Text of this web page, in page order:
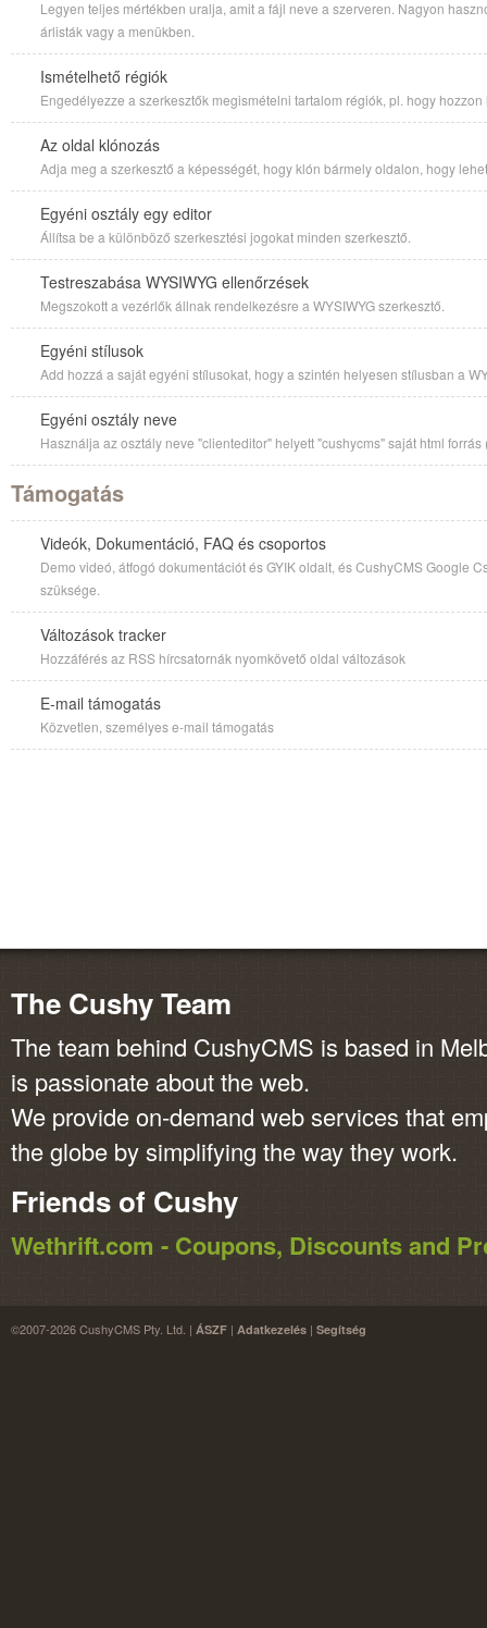
Legyen teljes mértékben uralja, amit a fájl neve a szerveren. Nagyon
árlisták vagy a menükben.
Ismételhető régiók
Engedélyezze a szerkesztők megismételni tartalom régiók, pl. hogy
Az oldal klónozás
Adja meg a szerkesztő a képességét, hogy klón bármely oldalon, hogy
Egyéni osztály egy editor
Állítsa be a különböző szerkesztési jogokat minden szerkesztő.
Testreszabása WYSIWYG ellenőrzések
Megszokott a vezérlők állnak rendelkezésre a WYSIWYG szerkesztő.
Egyéni stílusok
Add hozzá a saját egyéni stílusokat, hogy a szintén helyesen stílusban a
Egyéni osztály neve
Használja az osztály neve "clienteditor" helyett "cushycms" saját html forrás
Támogatás
Videók, Dokumentáció, FAQ és csoportos
Demo videó, átfogó dokumentációt és GYIK oldalt, és CushyCMS Google
szüksége.
Változások tracker
Hozzáférés az RSS hírcsatornák nyomkövető oldal változások
E-mail támogatás
Közvetlen, személyes e-mail támogatás
The Cushy Team
The team behind CushyCMS is based in
is passionate about the web.
We provide on-demand web services that
the globe by simplifying the way they work.
Friends of Cushy
Wethrift.com - Coupons, Discounts and
©2007-2026 CushyCMS Pty. Ltd. | ÁSZF | Adatkezelés | Segítség